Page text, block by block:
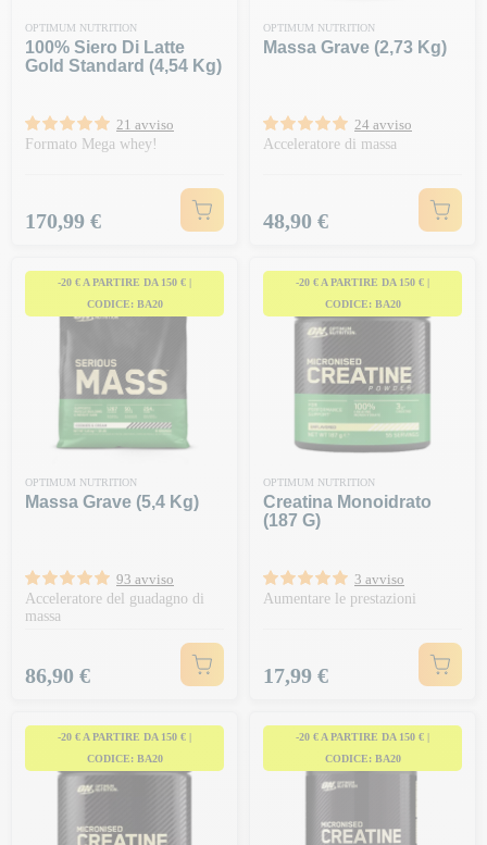
OPTIMUM NUTRITION
100% Siero Di Latte
Gold Standard (4,54 Kg)
21 avviso
Formato Mega whey!
Prezzo
170,99 €
OPTIMUM NUTRITION
Massa Grave (2,73 Kg)
24 avviso
Acceleratore di massa
Prezzo
48,90 €
-20 € A PARTIRE DA 150 € |
CODICE: BA20
OPTIMUM NUTRITION
Massa Grave (5,4 Kg)
93 avviso
Acceleratore del guadagno di
massa
Prezzo
86,90 €
-20 € A PARTIRE DA 150 € |
CODICE: BA20
OPTIMUM NUTRITION
Creatina Monoidrato
(187 G)
3 avviso
Aumentare le prestazioni
Prezzo
17,99 €
-20 € A PARTIRE DA 150 € |
CODICE: BA20
-20 € A PARTIRE DA 150 € |
CODICE: BA20